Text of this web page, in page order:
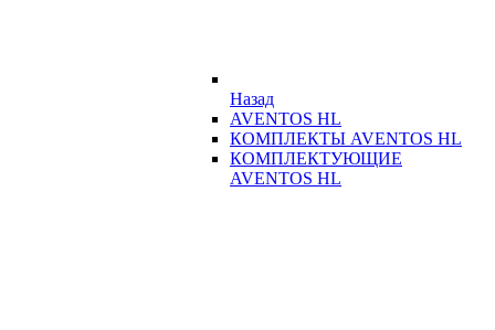
Назад
AVENTOS HL
КОМПЛЕКТЫ AVENTOS HL
КОМПЛЕКТУЮЩИЕ
AVENTOS HL